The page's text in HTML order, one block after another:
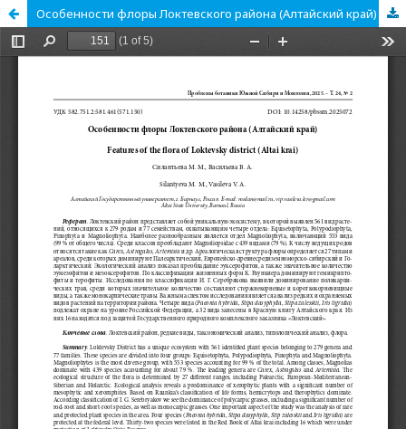
Особенности флоры Локтевского района (Алтайский край)